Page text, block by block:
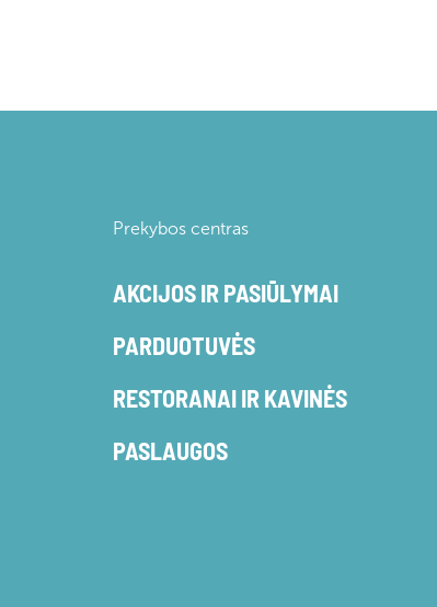
Prekybos centras
AKCIJOS IR PASIŪLYMAI
PARDUOTUVĖS
RESTORANAI IR KAVINĖS
PASLAUGOS